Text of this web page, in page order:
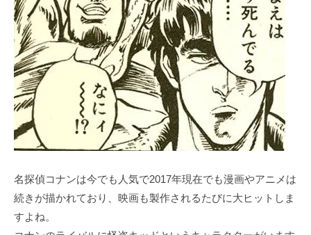
名探偵コナンは今でも人気で2017年現在でも漫画やアニメは
続きが描かれており、映画も製作されるたびに大ヒットしま
すよね。